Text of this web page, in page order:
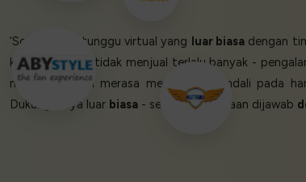
‘Solusi ruang tunggu virtual yang luar biasadengan
kami jual - dan tidak menjual terlalu banyak -
membuat kami merasa memegang kendali pada
Dukungannya luar biasa - setiap pertanyaan dijawab